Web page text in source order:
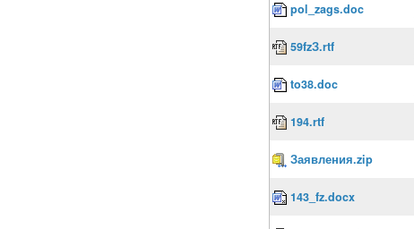
pol_zags.doc
59fzЗ.rtf
to38.doc
194.rtf
Заявления.zip
143_fz.docx